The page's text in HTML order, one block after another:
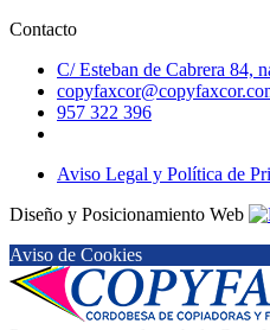
Contacto
C/ Esteban de Cabrera 84,
957 322 396
Aviso Legal y Política de
Diseño y Posicionamiento Web
Aviso de Cookies